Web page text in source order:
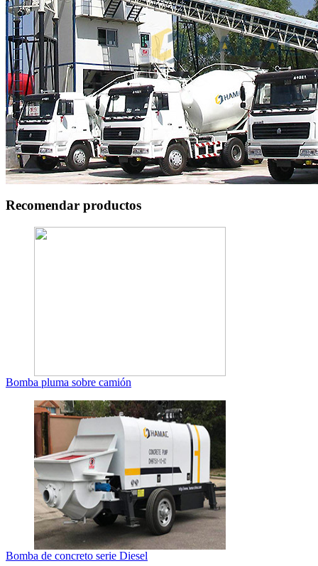
Recomendar productos
Bomba pluma sobre camión
Bomba de concreto serie Diesel